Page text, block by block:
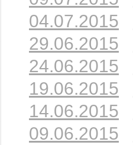
04.07.2015
29.06.2015
24.06.2015
19.06.2015
14.06.2015
09.06.2015